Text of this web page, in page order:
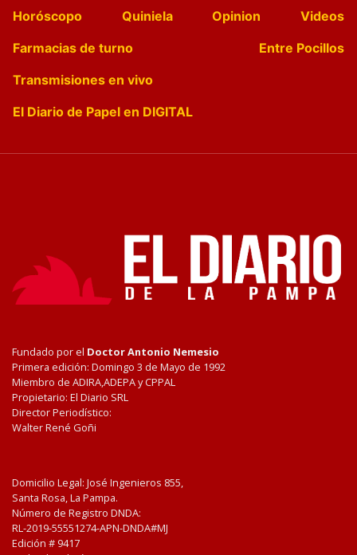
Horóscopo
Quiniela Opinion
Videos
Farmacias de turno
Entre Pocillos
Transmisiones en vivo
El Diario de Papel en DIGITAL
Fundado por el Doctor Antonio Nemesio
Primera edición: Domingo 3 de Mayo de 1992
Miembro de ADIRA,ADEPA y CPPAL
Propietario: El Diario SRL
Director Periodístico:
Walter René Goñi
Domicilio Legal: José Ingenieros 855,
Santa Rosa, La Pampa.
Número de Registro DNDA:
RL-2019-55551274-APN-DNDA#MJ
Edición # 9417